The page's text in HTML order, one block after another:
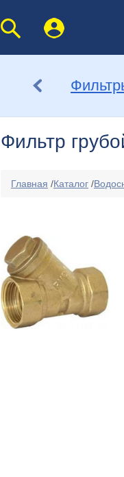
Фильтр
Главная /Каталог /